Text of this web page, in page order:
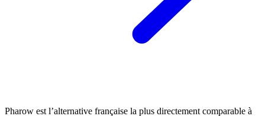
Pharow est l’alternative française la plus directement comparable à